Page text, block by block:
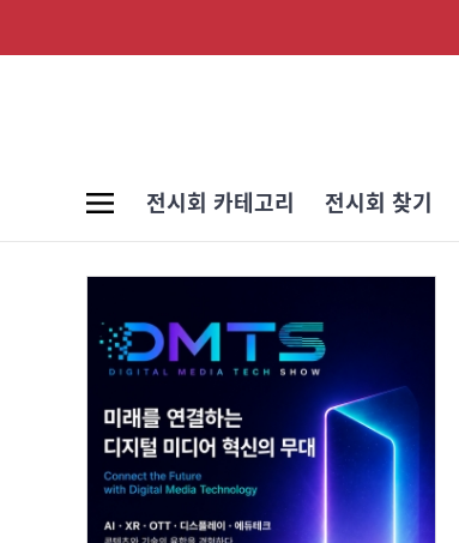
전시회 카테고리 전시회 찾기